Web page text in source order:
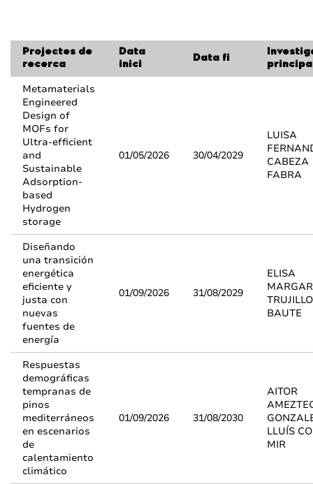
Projectes de
recerca
Data
inici
Data fi
Metamaterials
Engineered
Design of
MOFs for
Ultra-efficient
and
Sustainable
Adsorption-
based
Hydrogen
storage
01/05/2026 30/04/2029
LUISA
CABEZA
FABRA
Diseñando
una transición
energética
eficiente y
justa con
nuevas
fuentes de
energía
01/09/2026 31/08/2029
ELISA
TRUJILLO
BAUTE
Respuestas
demográficas
tempranas de
pinos
mediterráneos
en escenarios
de
calentamiento
climático
01/09/2026 31/08/2030
AITOR
LLUÍS
MIR